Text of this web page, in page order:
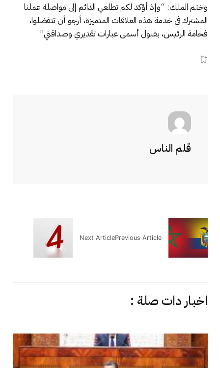
وختم الملك: “وإذ أؤكد لكم تطلعي الدائم إلى مواصلة عملنا
المشترك في خدمة هذه العلاقات المتميزة، أرجو أن تتفضلوا،
فخامة الرئيس، بقبول أسمى عبارات تقديري وصداقتي”
قلم الناس
Previous Article
Next Article
اخبار دات صلة :